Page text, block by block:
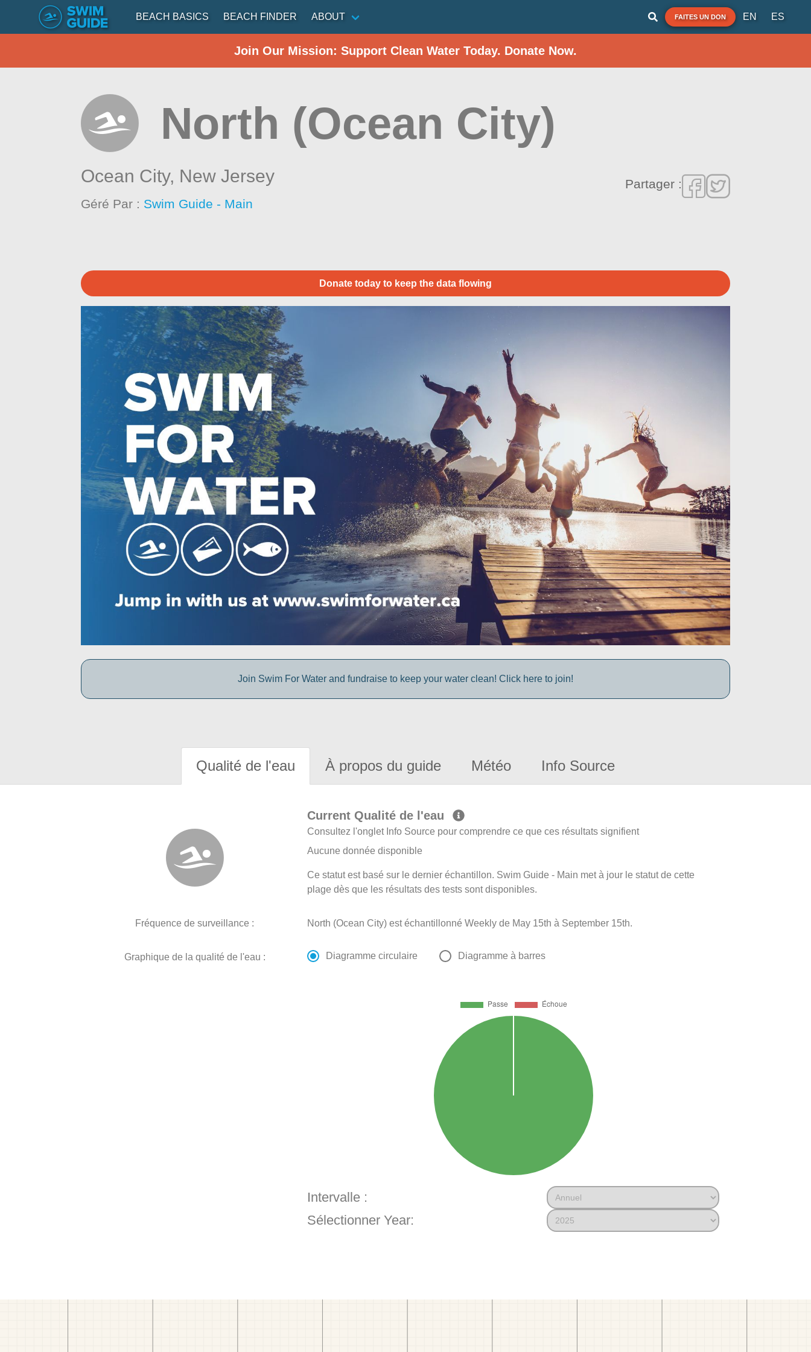
BEACH BASICS BEACH FINDER ABOUT FAITES UN DON EN ES
Join Our Mission: Support Clean Water Today. Donate Now.
North (Ocean City)
Ocean City, New Jersey
Géré Par : Swim Guide - Main
Partager :
Donate today to keep the data flowing
Join Swim For Water and fundraise to keep your water clean! Click here to join!
Qualité de l'eau À propos du guide Météo Info Source
Current Qualité de l'eau
Consultez l'onglet Info Source pour comprendre ce que ces résultats signifient
Aucune donnée disponible
Ce statut est basé sur le dernier échantillon. Swim Guide - Main met à jour le statut de cette
plage dès que les résultats des tests sont disponibles.
Fréquence de surveillance : North (Ocean City) est échantillonné Weekly de May 15th à September 15th.
Graphique de la qualité de l'eau : Diagramme circulaire Diagramme à barres
Intervalle :
Sélectionner Year: